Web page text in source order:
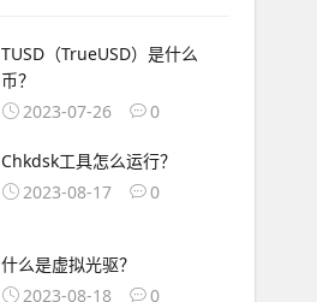
TUSD（TrueUSD）是什么
币？
2023-07-26
0
Chkdsk工具怎么运行？
2023-08-17
0
什么是虚拟光驱？
2023-08-18
0